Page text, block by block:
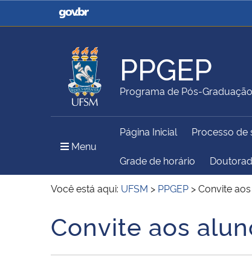
Casa Civil
Ministério da Justiça e
Ministério da Agricultura,
Pecuária e Abastecimento
Ministério da Educação
Ministério do Meio Ambiente
Institucional
PPGEP
Programa de Pós-
Menu
Página Inicial Processo de
Grade de horário
Você está aqui: UFSM > PPGEP >Convite
Início do conteúdo
Convite aos